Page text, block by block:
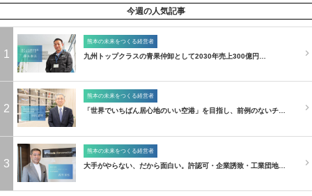
今週の人気記事
1
熊本の未来をつくる経営者
九州トップクラスの青果仲卸として2030年売上300億円…
2
熊本の未来をつくる経営者
「世界でいちばん居心地のいい空港」を目指し、前例のないチ…
3
熊本の未来をつくる経営者
大手がやらない、だから面白い。許認可・企業誘致・工業団地…